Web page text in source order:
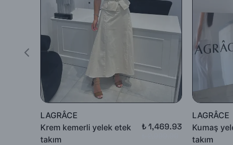
edilmeyecek, tarafınıza (mesajla bildirilip) karşı ödemeli olarak
İade ürün/ürünlerin depomuza ulaşması ve iade şartlarına
yapılacaktır.
Satın aldığınız ürünler için Hediye Çeki, Değişim ya da ücret
LAGRÂCE
Krem kemerli yelek etek
takım
₺ 1,469.93
LAGRÂCE
Kumaş
takım